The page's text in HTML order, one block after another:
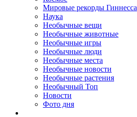
Мировые рекорды Гиннесса
Наука
Необычные вещи
Необычные животные
Необычные игры
Необычные люди
Необычные места
Необычные новости
Необычные растения
Необычный Топ
Новости
Фото дня